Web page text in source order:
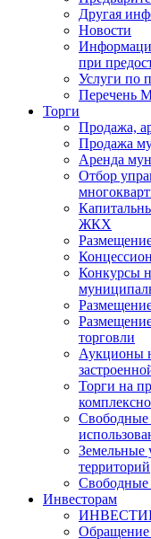
Другая
Новости
при
Услуги по
Перечень
Торги
Продажа,
Продажа
Аренда
Отбор
ЖКХ
Конкурсы
торговли
Аукционы
Торги на
Свободные
Земельные
территорий
Свободные
Инвесторам
Обращение